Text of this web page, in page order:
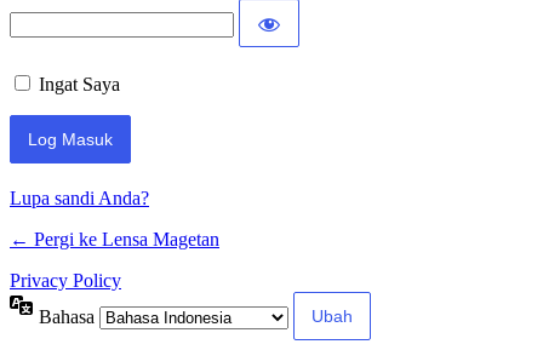
Ingat Saya
Lupa sandi Anda?
← Pergi ke Lensa Magetan
Privacy Policy
Bahasa